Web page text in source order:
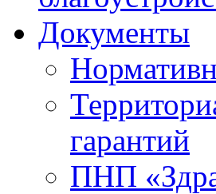
Документы
гарантий
ПНП